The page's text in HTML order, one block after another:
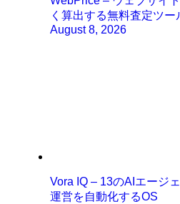
く算出する無料査定ツー
August 8, 2026
Vora IQ – 13のAIエージ
運営を自動化するOS